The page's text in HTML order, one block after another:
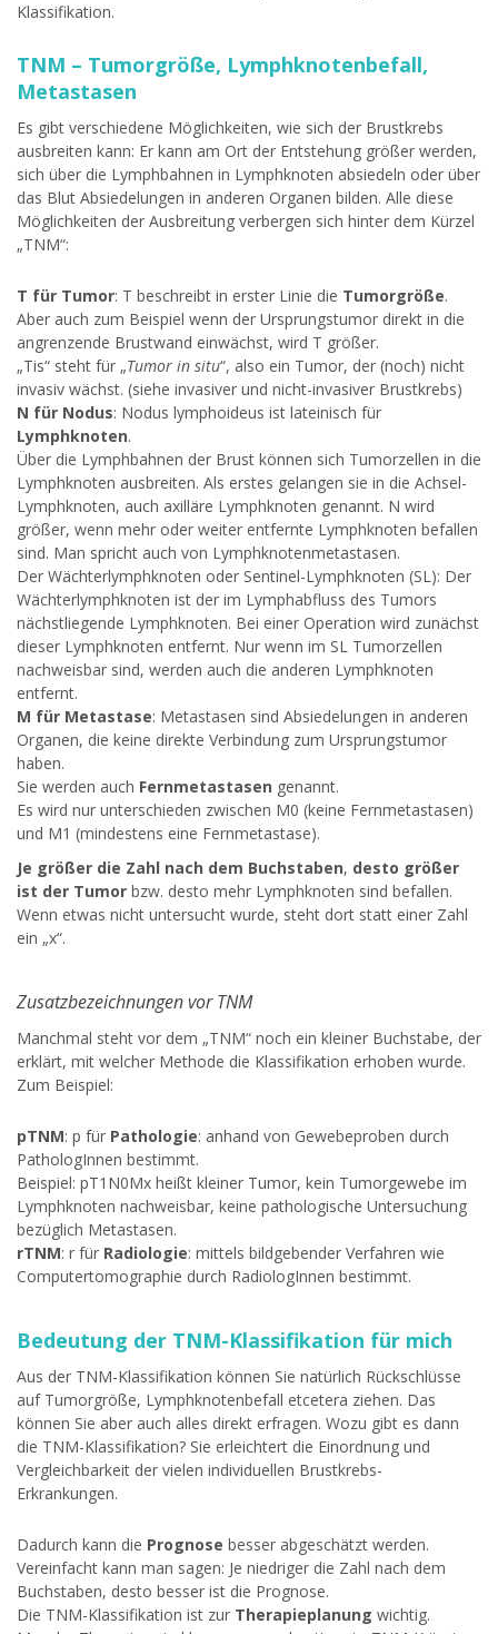
Klassifikation.
TNM – Tumorgröße, Lymphknotenbefall,
Metastasen
Es gibt verschiedene Möglichkeiten, wie sich der Brustkrebs
ausbreiten kann: Er kann am Ort der Entstehung größer werden,
sich über die Lymphbahnen in Lymphknoten absiedeln oder über
das Blut Absiedelungen in anderen Organen bilden. Alle diese
Möglichkeiten der Ausbreitung verbergen sich hinter dem Kürzel
„TNM“:
T für Tumor: T beschreibt in erster Linie die Tumorgröße.
Aber auch zum Beispiel wenn der Ursprungstumor direkt in die
angrenzende Brustwand einwächst, wird T größer.
„Tis“ steht für „Tumor in situ“, also ein Tumor, der (noch) nicht
invasiv wächst. (siehe invasiver und nicht-invasiver Brustkrebs)
N für Nodus: Nodus lymphoideus ist lateinisch für
Lymphknoten.
Über die Lymphbahnen der Brust können sich Tumorzellen in die
Lymphknoten ausbreiten. Als erstes gelangen sie in die Achsel-
Lymphknoten, auch axilläre Lymphknoten genannt. N wird
größer, wenn mehr oder weiter entfernte Lymphknoten befallen
sind. Man spricht auch von Lymphknotenmetastasen.
Der Wächterlymphknoten oder Sentinel-Lymphknoten (SL): Der
Wächterlymphknoten ist der im Lymphabfluss des Tumors
nächstliegende Lymphknoten. Bei einer Operation wird zunächst
dieser Lymphknoten entfernt. Nur wenn im SL Tumorzellen
nachweisbar sind, werden auch die anderen Lymphknoten
entfernt.
M für Metastase: Metastasen sind Absiedelungen in anderen
Organen, die keine direkte Verbindung zum Ursprungstumor
haben.
Sie werden auch Fernmetastasen genannt.
Es wird nur unterschieden zwischen M0 (keine Fernmetastasen)
und M1 (mindestens eine Fernmetastase).
Je größer die Zahl nach dem Buchstaben, desto größer
ist der Tumor bzw. desto mehr Lymphknoten sind befallen.
Wenn etwas nicht untersucht wurde, steht dort statt einer Zahl
ein „x“.
Zusatzbezeichnungen vor TNM
Manchmal steht vor dem „TNM“ noch ein kleiner Buchstabe, der
erklärt, mit welcher Methode die Klassifikation erhoben wurde.
Zum Beispiel:
pTNM: p für Pathologie: anhand von Gewebeproben durch
PathologInnen bestimmt.
Beispiel: pT1N0Mx heißt kleiner Tumor, kein Tumorgewebe im
Lymphknoten nachweisbar, keine pathologische Untersuchung
bezüglich Metastasen.
rTNM: r für Radiologie: mittels bildgebender Verfahren wie
Computertomographie durch RadiologInnen bestimmt.
Bedeutung der TNM-Klassifikation für mich
Aus der TNM-Klassifikation können Sie natürlich Rückschlüsse
auf Tumorgröße, Lymphknotenbefall etcetera ziehen. Das
können Sie aber auch alles direkt erfragen. Wozu gibt es dann
die TNM-Klassifikation? Sie erleichtert die Einordnung und
Vergleichbarkeit der vielen individuellen Brustkrebs-
Erkrankungen.
Dadurch kann die Prognose besser abgeschätzt werden.
Vereinfacht kann man sagen: Je niedriger die Zahl nach dem
Buchstaben, desto besser ist die Prognose.
Die TNM-Klassifikation ist zur Therapieplanung wichtig.